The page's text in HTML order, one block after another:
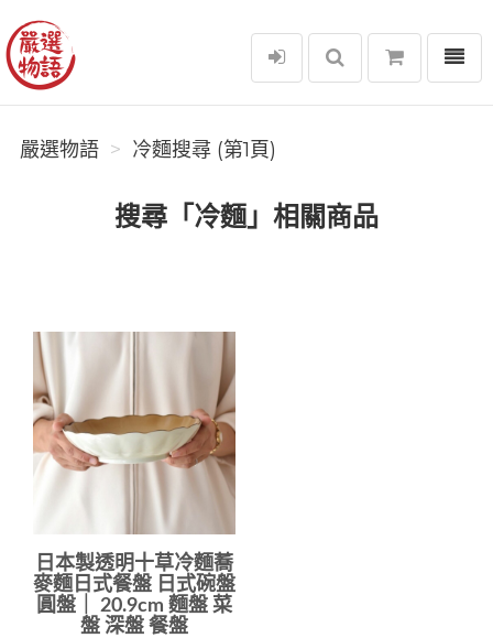
嚴選物語
選單
嚴選物語 冷麵搜尋 (第1頁)
搜尋「冷麵」相關商品
日本製透明十草冷麵蕎
麥麵日式餐盤 日式碗盤
圓盤｜ 20.9cm 麵盤 菜
盤 深盤 餐盤